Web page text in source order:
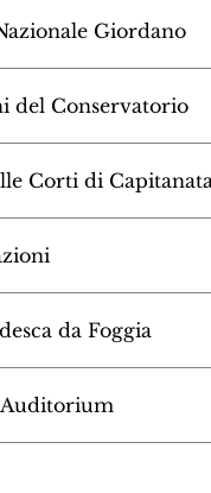
Giordano
del Conservatorio
Corti di Capitanata
da Foggia